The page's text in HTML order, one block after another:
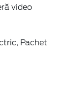
video
Pachet